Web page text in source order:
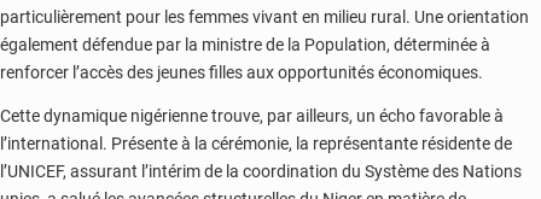
particulièrement pour les femmes vivant en milieu rural. Une orientation
également défendue par la ministre de la Population, déterminée à
renforcer l’accès des jeunes filles aux opportunités économiques.
Cette dynamique nigérienne trouve, par ailleurs, un écho favorable à
l’international. Présente à la cérémonie, la représentante résidente de
l’UNICEF, assurant l’intérim de la coordination du Système des Nations